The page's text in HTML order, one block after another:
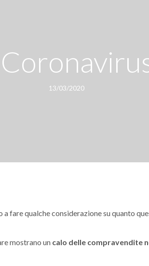
13/03/2020
fare qualche considerazione su quanto
mostrano un calo delle compravendite